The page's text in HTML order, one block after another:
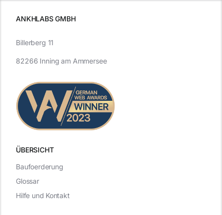
ANKHLABS GMBH
ÜBERSICHT
Billerberg 11
82266 Inning am Ammersee
Baufoerderung
Glossar
Hilfe und Kontakt